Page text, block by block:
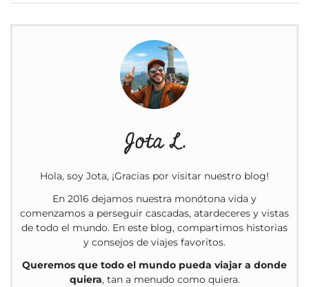
Jota L.
Hola, soy Jota, ¡Gracias por visitar nuestro blog!
En 2016 dejamos nuestra monótona vida y
comenzamos a perseguir cascadas, atardeceres y vistas
de todo el mundo. En este blog, compartimos historias
y consejos de viajes favoritos.
Queremos que todo el mundo pueda viajar a donde
quiera, tan a menudo como quiera.